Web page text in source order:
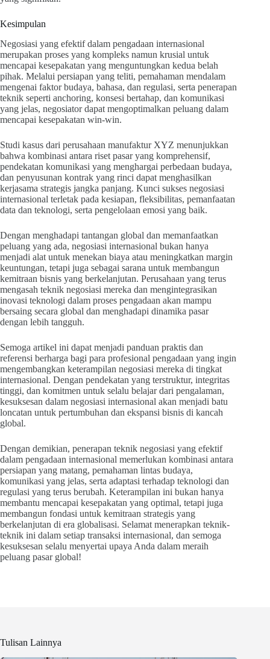
Kesimpulan
Negosiasi yang efektif dalam pengadaan internasional
merupakan proses yang kompleks namun krusial untuk
mencapai kesepakatan yang menguntungkan kedua belah
pihak. Melalui persiapan yang teliti, pemahaman mendalam
mengenai faktor budaya, bahasa, dan regulasi, serta penerapan
teknik seperti anchoring, konsesi bertahap, dan komunikasi
yang jelas, negosiator dapat mengoptimalkan peluang dalam
mencapai kesepakatan win-win.
Studi kasus dari perusahaan manufaktur XYZ menunjukkan
bahwa kombinasi antara riset pasar yang komprehensif,
pendekatan komunikasi yang menghargai perbedaan budaya,
dan penyusunan kontrak yang rinci dapat menghasilkan
kerjasama strategis jangka panjang. Kunci sukses negosiasi
internasional terletak pada kesiapan, fleksibilitas, pemanfaatan
data dan teknologi, serta pengelolaan emosi yang baik.
Dengan menghadapi tantangan global dan memanfaatkan
peluang yang ada, negosiasi internasional bukan hanya
menjadi alat untuk menekan biaya atau meningkatkan margin
keuntungan, tetapi juga sebagai sarana untuk membangun
kemitraan bisnis yang berkelanjutan. Perusahaan yang terus
mengasah teknik negosiasi mereka dan mengintegrasikan
inovasi teknologi dalam proses pengadaan akan mampu
bersaing secara global dan menghadapi dinamika pasar
dengan lebih tangguh.
Semoga artikel ini dapat menjadi panduan praktis dan
referensi berharga bagi para profesional pengadaan yang ingin
mengembangkan keterampilan negosiasi mereka di tingkat
internasional. Dengan pendekatan yang terstruktur, integritas
tinggi, dan komitmen untuk selalu belajar dari pengalaman,
kesuksesan dalam negosiasi internasional akan menjadi batu
loncatan untuk pertumbuhan dan ekspansi bisnis di kancah
global.
Dengan demikian, penerapan teknik negosiasi yang efektif
dalam pengadaan internasional memerlukan kombinasi antara
persiapan yang matang, pemahaman lintas budaya,
komunikasi yang jelas, serta adaptasi terhadap teknologi dan
regulasi yang terus berubah. Keterampilan ini bukan hanya
membantu mencapai kesepakatan yang optimal, tetapi juga
membangun fondasi untuk kemitraan strategis yang
berkelanjutan di era globalisasi. Selamat menerapkan teknik-
teknik ini dalam setiap transaksi internasional, dan semoga
kesuksesan selalu menyertai upaya Anda dalam meraih
peluang pasar global!
Tulisan Lainnya